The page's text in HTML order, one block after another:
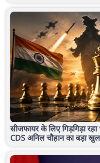
सीजफायर के लिए गिड़गिड़ा
CDS अनिल चौहान का बड़ा